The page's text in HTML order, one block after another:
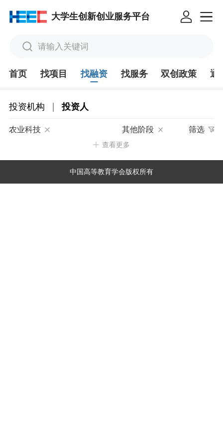
大学生创新创业服务平台
请输入关键词
首页 找项目 找融资 找服务 双创政策 通
投资机构 | 投资人
农业科技 其他阶段 筛选
查看更多
中国高等教育学会版权所有